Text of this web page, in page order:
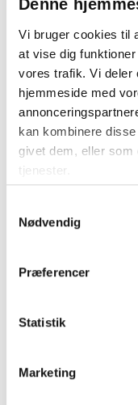
Denne
Vi bruger cookies til
at vise dig
vores trafik. Vi deler
hjemmeside med
kan kombinere
givet dem, eller som
tjenester.
Nødvendig
Præferencer
Statistik
Marketing
har en
reducerer
også fjerner
reducere
Produktionen
reducerer
Alle
behandlet
På lager: